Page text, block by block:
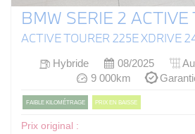
BMW SERIE 2 ACTIVE
Hybride 08/2025
9 000km
FAIBLE KILOMÉTRAGE PRIX EN BAISSE
Prix original :